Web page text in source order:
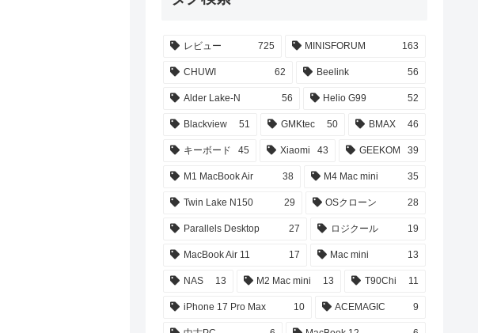
レビュー 725 MINISFORUM 163
CHUWI 62 Beelink 56
Alder Lake-N 56 Helio G99 52
Blackview 51 GMKtec 50 BMAX 46
キーボード 45 Xiaomi 43 GEEKOM 39
M1 MacBook Air 38 M4 Mac mini 35
Twin Lake N150 29 OSクローン 28
Parallels Desktop 27 ロジクール 19
MacBook Air 11 17 Mac mini 13
NAS 13 M2 Mac mini 13 T90Chi 11
iPhone 17 Pro Max 10 ACEMAGIC 9